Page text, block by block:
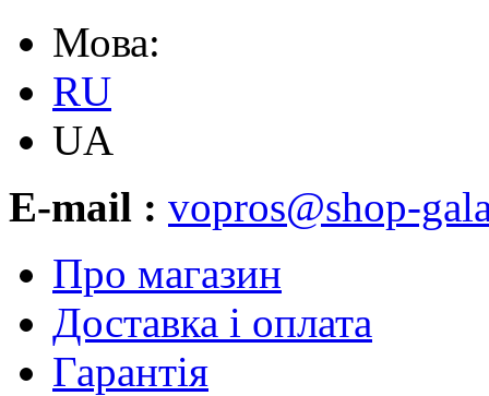
Мова:
RU
UA
E-mail : vopros@shop-
Про магазин
Доставка і оплата
Гарантія